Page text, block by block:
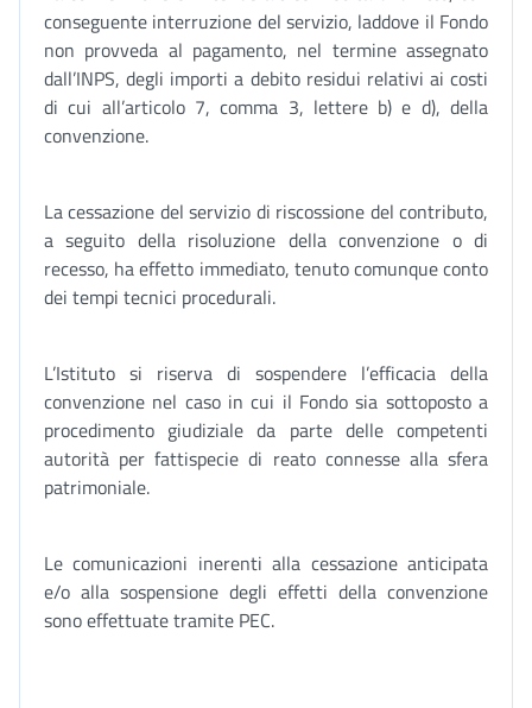
conseguente interruzione del servizio, laddove il Fondo
non provveda al pagamento, nel termine assegnato
dall’INPS, degli importi a debito residui relativi ai costi
di cui all’articolo 7, comma 3, lettere b) e d), della
convenzione.
La cessazione del servizio di riscossione del contributo,
a seguito della risoluzione della convenzione o di
recesso, ha effetto immediato, tenuto comunque conto
dei tempi tecnici procedurali.
L’Istituto si riserva di sospendere l’efficacia della
convenzione nel caso in cui il Fondo sia sottoposto a
procedimento giudiziale da parte delle competenti
autorità per fattispecie di reato connesse alla sfera
patrimoniale.
Le comunicazioni inerenti alla cessazione anticipata
e/o alla sospensione degli effetti della convenzione
sono effettuate tramite PEC.